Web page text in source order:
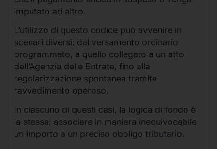
imputato ad altro.
L’utilizzo di questo codice può avvenire in
scenari diversi: dal versamento ordinario
programmato, a quello collegato a un atto
dell’Agenzia delle Entrate, fino alla
regolarizzazione spontanea tramite
ravvedimento operoso.
In ciascuno di questi casi, la logica di fondo è
la stessa: associare in maniera inequivocabile
un importo a un preciso obbligo tributario.